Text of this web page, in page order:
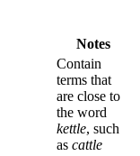
Notes
Contain
terms that
are close to
the word
kettle, such
as cattle